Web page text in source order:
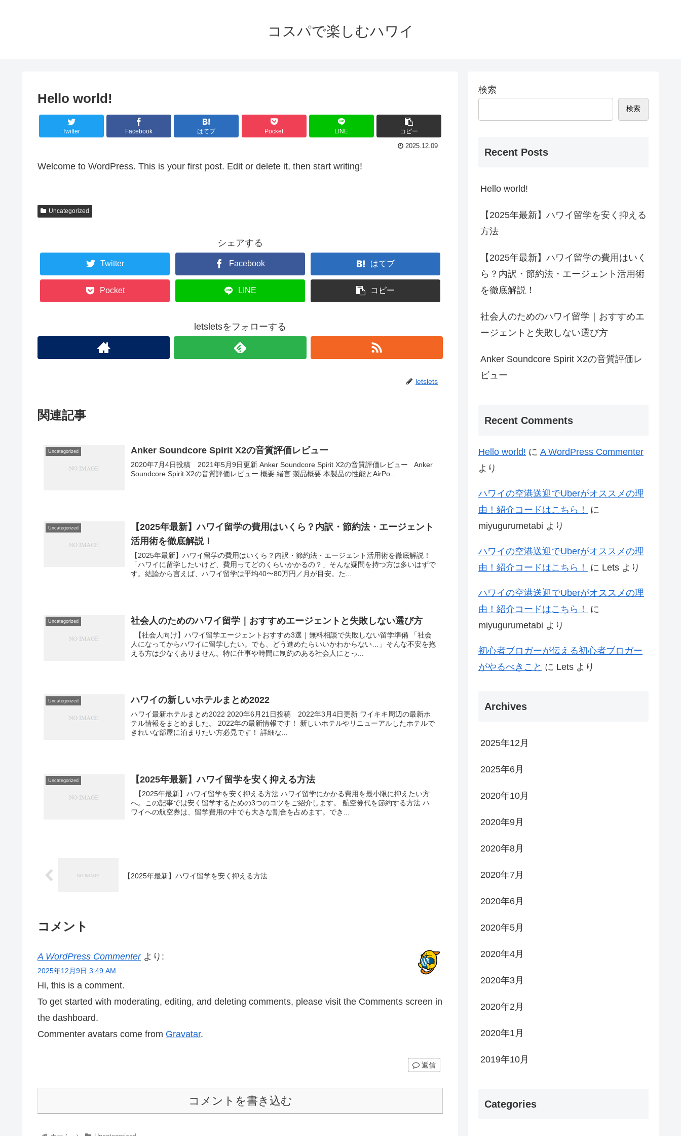
コスパで楽しむハワイ
Hello world!
Twitter Facebook はてブ Pocket LINE コピー
2025.12.09
Welcome to WordPress. This is your first post. Edit or delete it, then start writing!
Uncategorized
シェアする
Twitter Facebook はてブ
Pocket LINE コピー
letsletsをフォローする
letslets
関連記事
Uncategorized Anker Soundcore Spirit X2の音質評価レビュー
2020年7月4日投稿 2021年5月9日更新 Anker Soundcore Spirit X2の音質評価レビュー Anker
Soundcore Spirit X2の音質評価レビュー 概要 緒言 製品概要 本製品の性能とAirPo...
Uncategorized
【2025年最新】ハワイ留学の費用はいくら？内訳・節約法・エージェント
活用術を徹底解説！
【2025年最新】ハワイ留学の費用はいくら？内訳・節約法・エージェント活用術を徹底解説！
「ハワイに留学したいけど、費用ってどのくらいかかるの？」そんな疑問を持つ方は多いはずで
す。結論から言えば、ハワイ留学は平均40〜80万円／月が目安。た...
Uncategorized 社会人のためのハワイ留学｜おすすめエージェントと失敗しない選び方
【社会人向け】ハワイ留学エージェントおすすめ3選｜無料相談で失敗しない留学準備 「社会
人になってからハワイに留学したい。でも、どう進めたらいいかわからない…」そんな不安を抱
える方は少なくありません。特に仕事や時間に制約のある社会人にとっ...
Uncategorized ハワイの新しいホテルまとめ2022
ハワイ最新ホテルまとめ2022 2020年6月21日投稿 2022年3月4日更新 ワイキキ周辺の最新ホ
テル情報をまとめました。 2022年の最新情報です！ 新しいホテルやリニューアルしたホテルで
きれいな部屋に泊まりたい方必見です！ 詳細な...
Uncategorized 【2025年最新】ハワイ留学を安く抑える方法
【2025年最新】ハワイ留学を安く抑える方法 ハワイ留学にかかる費用を最小限に抑えたい方
へ。この記事では安く留学するための3つのコツをご紹介します。 航空券代を節約する方法 ハ
ワイへの航空券は、留学費用の中でも大きな割合を占めます。でき...
【2025年最新】ハワイ留学を安く抑える方法
コメント
A WordPress Commenter より:
2025年12月9日 3:49 AM
Hi, this is a comment.
To get started with moderating, editing, and deleting comments, please visit the Comments screen in
the dashboard.
Commenter avatars come from Gravatar.
返信
コメントを書き込む
検索
検索
Recent Posts
Hello world!
【2025年最新】ハワイ留学を安く抑える
方法
【2025年最新】ハワイ留学の費用はいく
ら？内訳・節約法・エージェント活用術
を徹底解説！
社会人のためのハワイ留学｜おすすめエ
ージェントと失敗しない選び方
Anker Soundcore Spirit X2の音質評価レ
ビュー
Recent Comments
Hello world! に A WordPress Commenter
より
ハワイの空港送迎でUberがオススメの理
由！紹介コードはこちら！
に
miyugurumetabi より
ハワイの空港送迎でUberがオススメの理
由！紹介コードはこちら！
に Lets より
ハワイの空港送迎でUberがオススメの理
由！紹介コードはこちら！
に
miyugurumetabi より
初心者ブロガーが伝える初心者ブロガー
がやるべきこと に Lets より
Archives
2025年12月
2025年6月
2020年10月
2020年9月
2020年8月
2020年7月
2020年6月
2020年5月
2020年4月
2020年3月
2020年2月
2020年1月
2019年10月
Categories